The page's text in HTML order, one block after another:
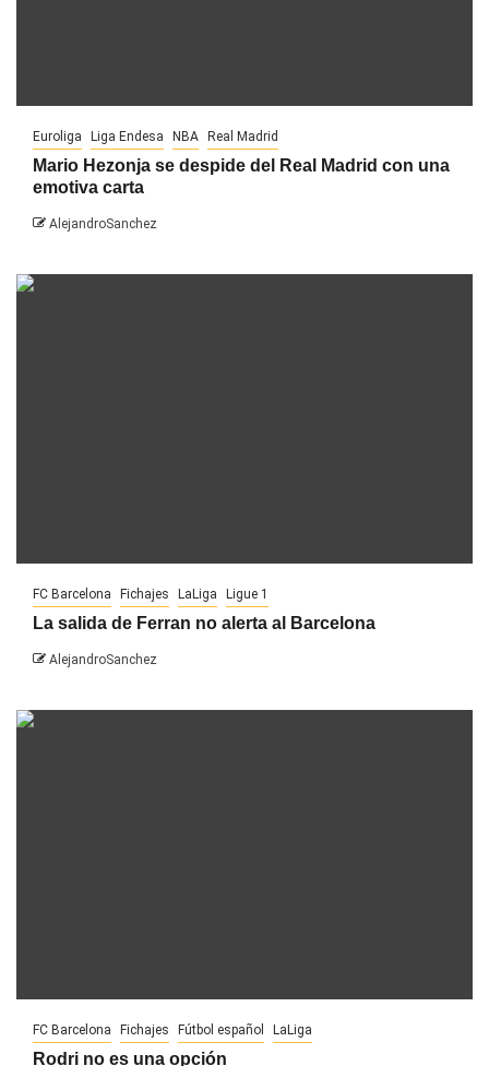
Euroliga Liga Endesa NBA Real Madrid
Mario Hezonja se despide del Real Madrid con una
emotiva carta
AlejandroSanchez
FC Barcelona Fichajes LaLiga Ligue 1
La salida de Ferran no alerta al Barcelona
AlejandroSanchez
FC Barcelona Fichajes Fútbol español LaLiga
Rodri no es una opción